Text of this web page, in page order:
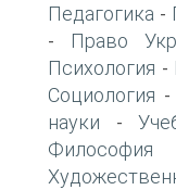
Педагогика -
- Право
Психология -
Социология -
науки -
Философия